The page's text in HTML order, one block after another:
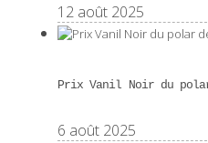
12 août 2025
Prix Vanil Noir du
6 août 2025